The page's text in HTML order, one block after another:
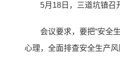
5月18日，三道坑镇召
会议要求，要把“安全
心理，全面排查安全生产风